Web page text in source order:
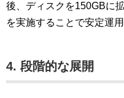
後、ディスクを150GBに
を実施することで安定運
4. 段階的な展開